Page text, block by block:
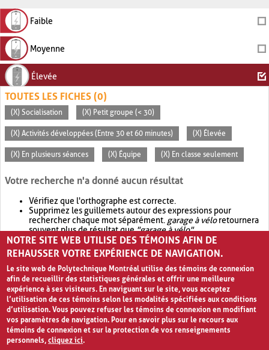
Faible
Moyenne
Élevée
TOUTES LES FICHES (0)
(X) Socialisation (X) Petit groupe (< 30)
(X) Activités développées (Entre 30 et 60 minutes) (X) Élevée
(X) En plusieurs séances (X) Équipe (X) En classe seulement
Votre recherche n'a donné aucun résultat
Vérifiez que l'orthographe est correcte.
Supprimez les guillemets autour des expressions pour
rechercher chaque mot séparément. garage à véloretournera
souvent plus de résultat que"garage à vélo".
Envisagez d'élargir votre recherche avec OR.garage OR vélo
retournera souvent plus de résultat quegarage à vélo
NOTRE SITE WEB UTILISE DES TÉMOINS AFIN DE
REHAUSSER VOTRE EXPÉRIENCE DE NAVIGATION.
Le site web de Polytechnique Montréal utilise des témoins de connexion
afin de recueillir des statistiques générales et offrir une meilleure
expérience à ses visiteurs. En naviguant sur le site, vous acceptez
l’utilisation de ces témoins selon les modalités spécifiées aux conditions
d’utilisation. Vous pouvez refuser les témoins de connexion en modifiant
vos paramètres de navigation. Pour en savoir plus sur le recours aux
témoins de connexion et sur la protection de vos renseignements
personnels,cliquez ici.